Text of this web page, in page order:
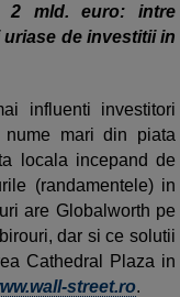
2 mld. euro: intre
de investitii in
influenti investitori
mari din piata
locala incepand de
(randamentele) in
are Globalworth pe
dar si ce solutii
Cathedral Plaza in
street.ro.